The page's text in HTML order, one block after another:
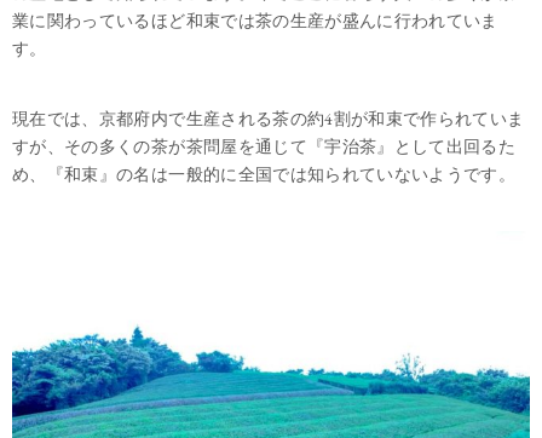
業に関わっているほど和束では茶の生産が盛んに行われていま
す。
現在では、京都府内で生産される茶の約4割が和束で作られていま
すが、その多くの茶が茶問屋を通じて『宇治茶』として出回るた
め、『和束』の名は一般的に全国では知られていないようです。